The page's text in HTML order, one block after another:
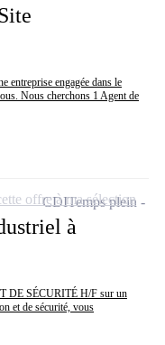
entreprise engagée dans le
Nous cherchons 1 Agent de
à
DE SÉCURITÉ H/F sur un
et de sécurité, vous
CDITemps plein
offre à ma sélection